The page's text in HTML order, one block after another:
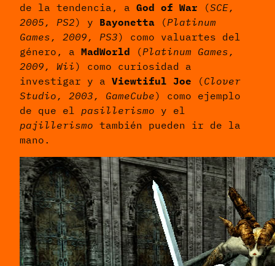
de la tendencia, a God of War (SCE,
2005, PS2) y Bayonetta (Platinum
Games, 2009, PS3) como valuartes del
género, a MadWorld (Platinum Games,
2009, Wii) como curiosidad a
investigar y a Viewtiful Joe (Clover
Studio, 2003, GameCube) como ejemplo
de que el pasillerismo y el
pajillerismo también pueden ir de la
mano.